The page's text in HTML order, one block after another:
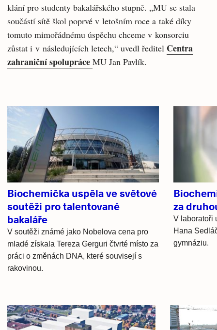
klání pro studenty bakalářského stupně. „MU se stala
součástí sítě škol poprvé v letošním roce a také díky
tomuto mimořádnému úspěchu chceme v konsorciu
zůstat i v následujících letech,“ uvedl ředitel Centra
zahraniční spolupráce MU Jan Pavlík.
Související
články
Biochemička uspěla ve světové
soutěži pro talentované
bakaláře
V soutěži známé jako Nobelova cena pro
mladé získala Tereza Gerguri čtvrté místo za
práci o změnách DNA, které souvisejí s
rakovinou.
za
V laboratoři
Hana
gymnáziu.
Hlavní
novinky